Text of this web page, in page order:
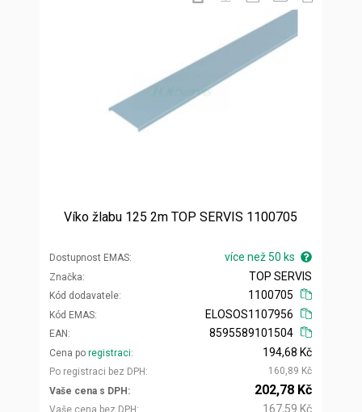
Víko žlabu 125 2m TOP SERVIS 1100705
Dostupnost EMAS více než 50 ks
Značka
Kód dodavatele
TOP SERVIS
1100705
Kód EMAS
EAN
ELOSOS1107956
8595589101504
Cena po registraci
Po registraci bez DPH
194,68 Kč
160,89 Kč
Vaše cena s DPH
Vaše cena bez DPH
202,78 Kč
167,59 Kč